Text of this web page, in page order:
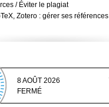
/ Éviter le plagiat
Zotero : gérer ses références
8 AOÛT 2026
FERMÉ